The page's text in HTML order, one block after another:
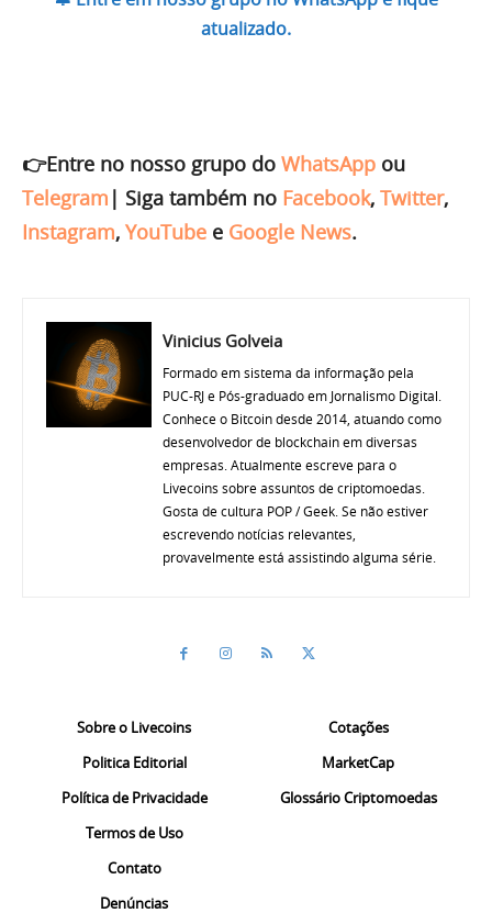
atualizado.
👉Entre no nosso grupo do WhatsApp ou
Telegram | Siga também no Facebook, Twitter,
Instagram, YouTube e Google News.
Vinicius Golveia
Formado em sistema da informação pela
PUC-RJ e Pós-graduado em Jornalismo Digital.
Conhece o Bitcoin desde 2014, atuando como
desenvolvedor de blockchain em diversas
empresas. Atualmente escreve para o
Livecoins sobre assuntos de criptomoedas.
Gosta de cultura POP / Geek. Se não estiver
escrevendo notícias relevantes,
provavelmente está assistindo alguma série.
Sobre o Livecoins
Politica Editorial
Política de Privacidade
Termos de Uso
Contato
Denúncias
Cotações
MarketCap
Glossário Criptomoedas